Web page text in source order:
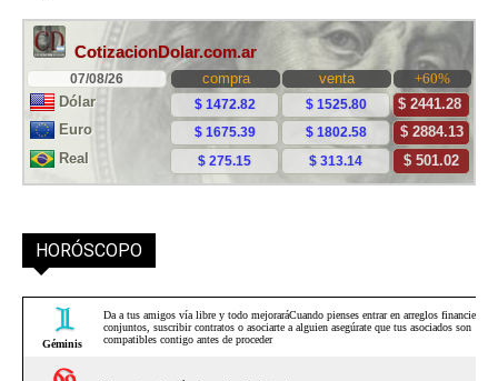
HORÓSCOPO